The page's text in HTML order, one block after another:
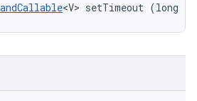
<V> setTimeout (long